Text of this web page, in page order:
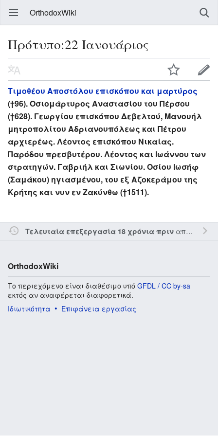
OrthodoxWiki
Πρότυπο:22 Ιανουάριος
Τιμοθέου Αποστόλου επισκόπου και μαρτύρος
(†96). Οσιομάρτυρος Αναστασίου του Πέρσου
(†628). Γεωργίου επισκόπου Δεβελτού, Μανουήλ
μητροπολίτου Αδριανουπόλεως και Πέτρου
αρχιερέως. Λέοντος επισκόπου Νικαίας.
Παρόδου πρεσβυτέρου. Λέοντος και Ιωάννου των
στρατηγών. Γαβριήλ και Σιωνίου. Οσίου Ιωσήφ
(Σαμάκου) ηγιασμένου, του εξ Αζοκεράμου της
Κρήτης και νυν εν Ζακύνθω (†1511).
Τελευταία επεξεργασία 18 χρόνια πριναπό τον την
OrthodoxWiki
Το περιεχόμενο είναι διαθέσιμο υπό GFDL / CC by-sa
εκτός αν αναφέρεται διαφορετικά.
Ιδιωτικότητα
Επιφάνεια εργασίας